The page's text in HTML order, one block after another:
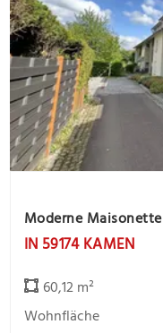
IN 59174 KAMEN
60,12 m²
Wohnfläche